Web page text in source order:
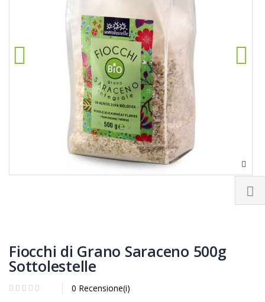
Fiocchi di Grano Saraceno 500g
Sottolestelle
0 Recensione(i)